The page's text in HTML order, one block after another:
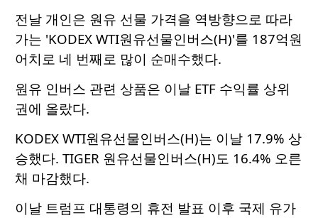
전날 개인은 원유 선물 가격을 역방향으로 따라
가는 'KODEX WTI원유선물인버스(H)'를 187억원
어치로 네 번째로 많이 순매수했다.
원유 인버스 관련 상품은 이날 ETF 수익률 상위
권에 올랐다.
KODEX WTI원유선물인버스(H)는 이날 17.9% 상
승했다. TIGER 원유선물인버스(H)도 16.4% 오른
채 마감했다.
이날 트럼프 대통령의 휴전 발표 이후 국제 유가